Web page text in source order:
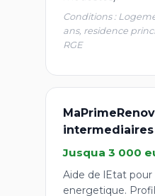
Conditions :
ans, residence
RGE
intermediaires
Jusqua 3 000
Aide de lEtat pour
energetique. Profil